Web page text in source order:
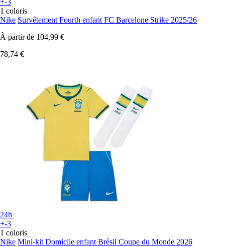
+-3
1 coloris
Nike Survêtement Fourth enfant FC Barcelone Strike 2025/26
À partir de 104,99 €
78,74 €
24h
+-3
1 coloris
Nike Mini-kit Domicile enfant Brésil Coupe du Monde 2026